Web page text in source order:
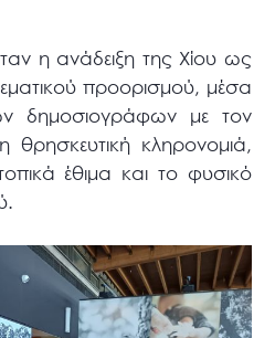
η ανάδειξη της Χίου ως
προορισμού, μέσα
δημοσιογράφων με τον
θρησκευτική κληρονομιά,
έθιμα και το φυσικό